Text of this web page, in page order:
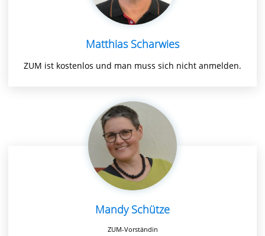
Matthias Scharwies
ZUM ist kostenlos und man muss sich nicht anmelden.
Mandy Schütze
ZUM-Vorständin